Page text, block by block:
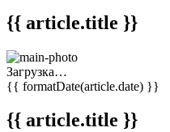
{{ article.title }}
Загрузка…
{{ formatDate(article.date) }}
{{ article.title }}